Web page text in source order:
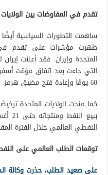
تقدم في المفاوضات بين الولايات
ساهمت التطورات السياسية
ظهرت مؤشرات على تقدم في
المتحدة وإيران. فقد أعلنت
التي جاءت بعد اتفاق مؤقت
60 يومًا وإعادة فتح مضيق هرمز.
النفطي العالمي خلال الفترة
توقعات الطلب العالمي على
على صعيد الطلب، حذرت وكالة